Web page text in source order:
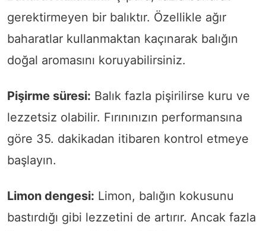
gerektirmeyen bir balıktır. Özellikle ağır
baharatlar kullanmaktan kaçınarak balığın
doğal aromasını koruyabilirsiniz.
Pişirme süresi: Balık fazla pişirilirse kuru ve
lezzetsiz olabilir. Fırınınızın performansına
göre 35. dakikadan itibaren kontrol etmeye
başlayın.
Limon dengesi: Limon, balığın kokusunu
bastırdığı gibi lezzetini de artırır. Ancak fazla